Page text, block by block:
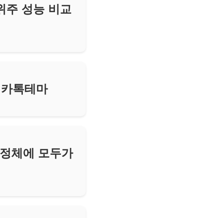
주 성능 비교
체에 모두가